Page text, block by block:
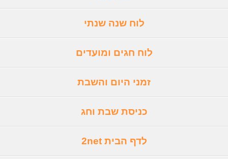
לוח שנה שנתי
לוח חגים ומועדים
זמני היום והשבת
כניסת שבת וחג
לדף הבית 2net